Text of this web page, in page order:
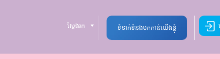
ទំនាក់ទំនងមកកាន់យើងខ្ញុំ
ស្វែងរក